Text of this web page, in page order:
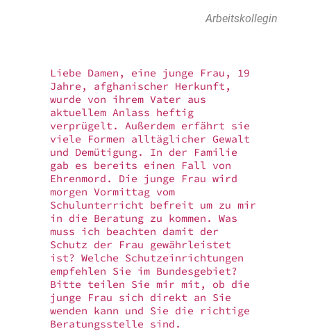
Arbeitskollegin
Liebe Damen, eine junge Frau, 19
Jahre, afghanischer Herkunft,
wurde von ihrem Vater aus
aktuellem Anlass heftig
verprügelt. Außerdem erfährt sie
viele Formen alltäglicher Gewalt
und Demütigung. In der Familie
gab es bereits einen Fall von
Ehrenmord. Die junge Frau wird
morgen Vormittag vom
Schulunterricht befreit um zu mir
in die Beratung zu kommen. Was
muss ich beachten damit der
Schutz der Frau gewährleistet
ist? Welche Schutzeinrichtungen
empfehlen Sie im Bundesgebiet?
Bitte teilen Sie mir mit, ob die
junge Frau sich direkt an Sie
wenden kann und Sie die richtige
Beratungsstelle sind.